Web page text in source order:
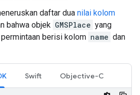
daftar dua nilai kolom
bahwa objek GMSPlace yang
berisi kolom name dan
Swift Objective-C